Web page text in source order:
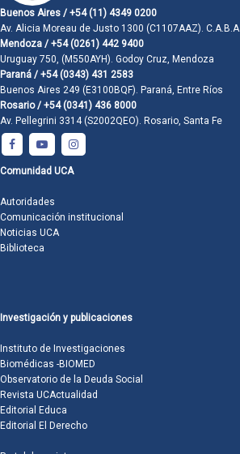
Buenos Aires / +54 (11) 4349 0200
Av. Alicia Moreau de Justo 1300 (C1107AAZ). C.A.B.A.
Mendoza / +54 (0261) 442 9400
Uruguay 750, (M550AYH). Godoy Cruz, Mendoza
Paraná / +54 (0343) 431 2583
Buenos Aires 249 (E3100BQF). Paraná, Entre Ríos
Rosario / +54 (0341) 436 8000
Av. Pellegrini 3314 (S2002QEO). Rosario, Santa Fe
Comunidad UCA
Autoridades
Comunicación institucional
Noticias UCA
Biblioteca
Investigación y publicaciones
Instituto de Investigaciones
Biomédicas -BIOMED
Observatorio de la Deuda Social
Revista UCActualidad
Editorial Educa
Editorial El Derecho